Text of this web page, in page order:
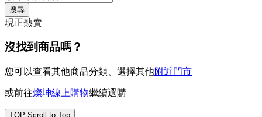
搜尋
現正熱賣
沒找到商品嗎？
您可以查看其他商品分類、選擇其他附近門市
或前往燦坤線上購物繼續選購
TOP Scroll to Top